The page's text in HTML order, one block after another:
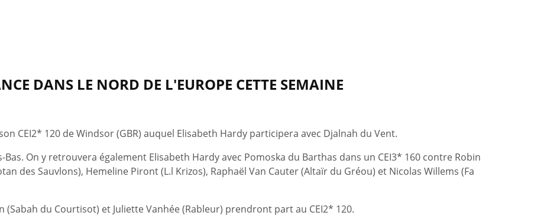
DANS LE NORD DE L'EUROPE CETTE SEMAINE
CEI2* 120 de Windsor (GBR) auquel Elisabeth Hardy participera avec Djalnah du Vent.
On y retrouvera également Elisabeth Hardy avec Pomoska du Barthas dans un CEI3* 160 contre Robin
des Sauvlons), Hemeline Piront (L.l Krizos), Raphaël Van Cauter (Altaïr du Gréou) et Nicolas Willems (Fa
(Sabah du Courtisot) et Juliette Vanhée (Rableur) prendront part au CEI2* 120.